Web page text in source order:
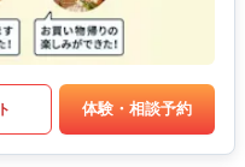
体験・相談予約